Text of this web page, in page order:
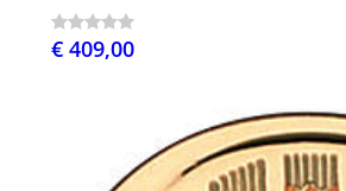
€ 409,00